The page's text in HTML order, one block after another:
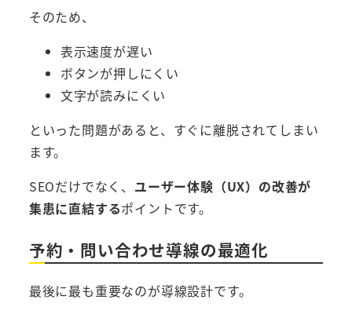
そのため、
表示速度が遅い
ボタンが押しにくい
文字が読みにくい
といった問題があると、すぐに離脱されてしまい
ます。
SEOだけでなく、 ユーザー体験（UX）の改善が
集患に直結するポイントです。
予約・問い合わせ導線の最適化
最後に最も重要なのが導線設計です。